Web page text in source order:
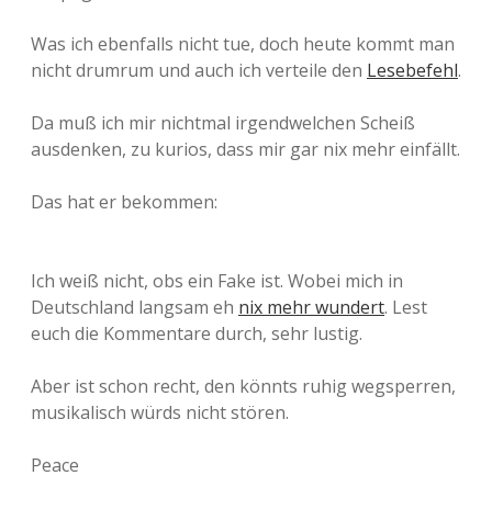
Was ich ebenfalls nicht tue, doch heute kommt man
nicht drumrum und auch ich verteile den Lesebefehl.
Da muß ich mir nichtmal irgendwelchen Scheiß
ausdenken, zu kurios, dass mir gar nix mehr einfällt.
Das hat er bekommen:
Ich weiß nicht, obs ein Fake ist. Wobei mich in
Deutschland langsam eh nix mehr wundert. Lest
euch die Kommentare durch, sehr lustig.
Aber ist schon recht, den könnts ruhig wegsperren,
musikalisch würds nicht stören.
Peace